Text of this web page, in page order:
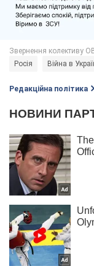
Росія Війна в
Редакційна політика